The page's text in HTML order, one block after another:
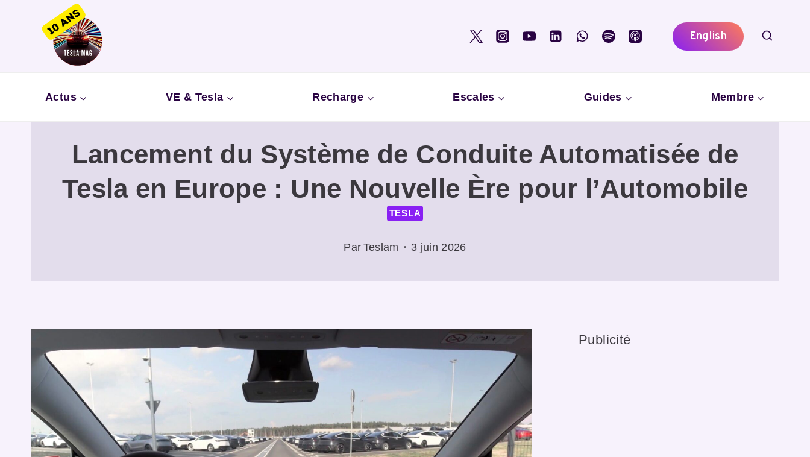
English
Actus VE & Tesla Recharge Escales Guides Membre
Lancement du Système de Conduite Automatisée de
Tesla en Europe : Une Nouvelle Ère pour l’Automobile
TESLA
Par Teslam 3 juin 2026
Publicité